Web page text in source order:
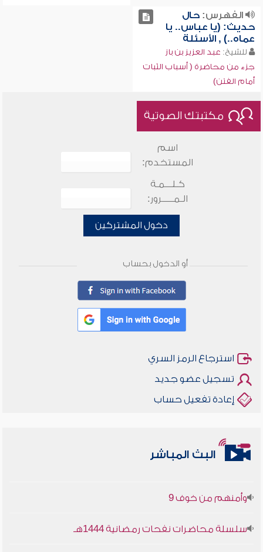
الفهرس:حال
حديث: (يا عباس.. يا
عماه..) , الأسئلة
للشيخ: عبد العزيز بن باز
جزء من محاضرة ( أسباب الثبات
أمام الفتن)
مكتبتك الصوتية
اسم
المستخدم:
كـلـــمـة
الـمـــــرور:
دخول المشتركين
أو الدخول بحساب
استرجاع الرمز السري
تسجيل عضو جديد
إعادة تفعيل حساب
البث المباشر
أخلاقنا أصالة ومعاصرة